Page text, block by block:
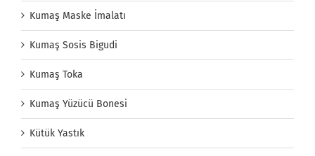
Kumaş Maske İmalatı
Kumaş Sosis Bigudi
Kumaş Toka
Kumaş Yüzücü Bonesi
Kütük Yastık